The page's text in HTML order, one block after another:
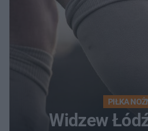
PIŁKA
Widzew